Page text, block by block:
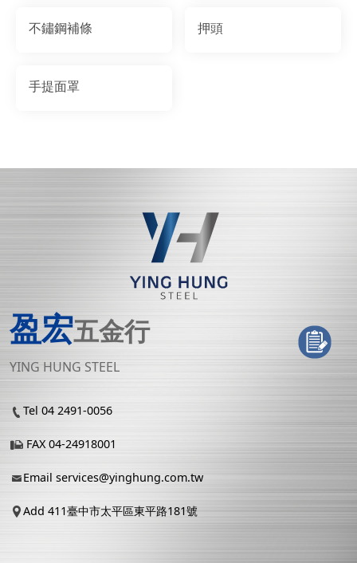
不鏽鋼補條 押頭
手提面罩
盈宏五金行
YING HUNG STEEL
Tel 04 2491-0056
FAX 04-24918001
Email services@yinghung.com.tw
Add 411臺中市太平區東平路181號